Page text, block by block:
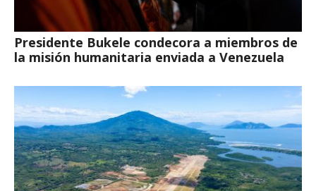
Presidente Bukele condecora a miembros de
la misión humanitaria enviada a Venezuela